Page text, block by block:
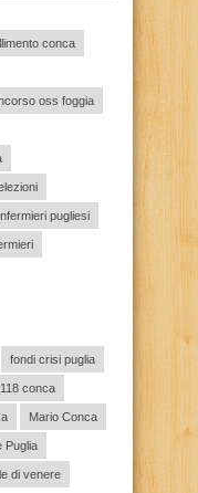
conca
oss foggia
pugliesi
fondi crisi puglia
conca
Mario Conca
Puglia
di venere